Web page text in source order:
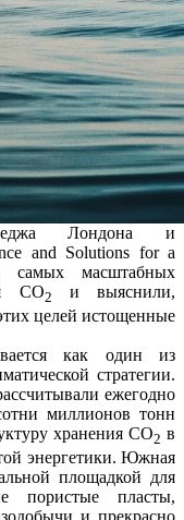
Лондона и
and Solutions for a
самых масштабных
CO2
и выяснили,
целей истощенные
как один из
стратегии.
ежегодно
миллионов тонн
хранения CO2 в
энергетики. Южная
площадкой для
пористые пласты,